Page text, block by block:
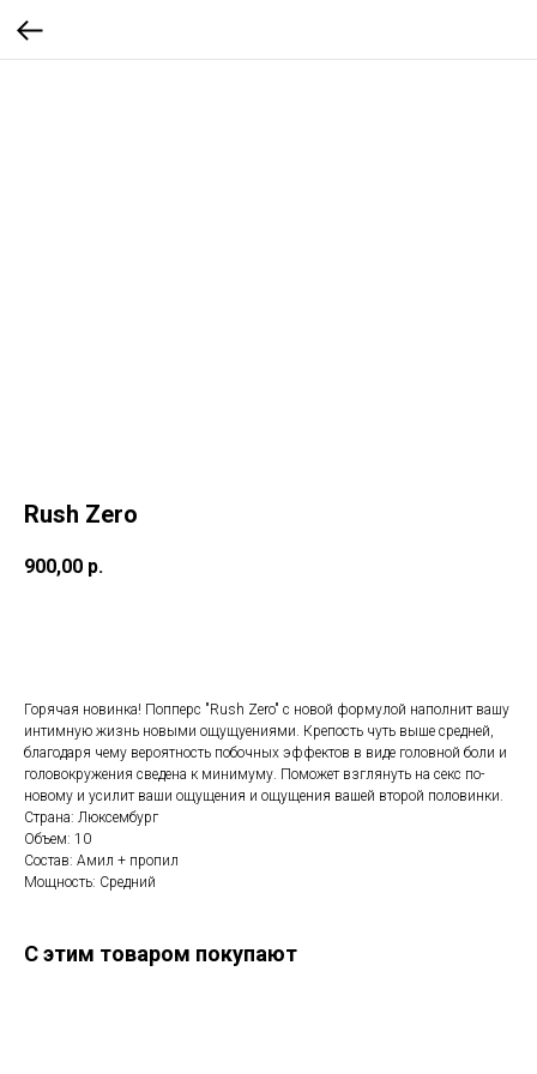
Rush Zero
900,00 р.
Горячая новинка! Попперс "Rush Zero" с новой формулой наполнит вашу
интимную жизнь новыми ощущуениями. Крепость чуть выше средней,
благодаря чему вероятность побочных эффектов в виде головной боли и
головокружения сведена к минимуму. Поможет взглянуть на секс по-
новому и усилит ваши ощущения и ощущения вашей второй половинки.
Страна: Люксембург
Объем: 10
Состав: Амил + пропил
Мощность: Средний
С этим товаром покупают